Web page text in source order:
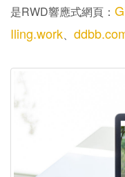
是RWD響應式網頁：
Iling.work、